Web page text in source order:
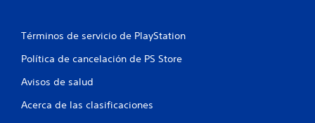
Términos de servicio de PlayStation
Política de cancelación de PS Store
Avisos de salud
Acerca de las clasificaciones